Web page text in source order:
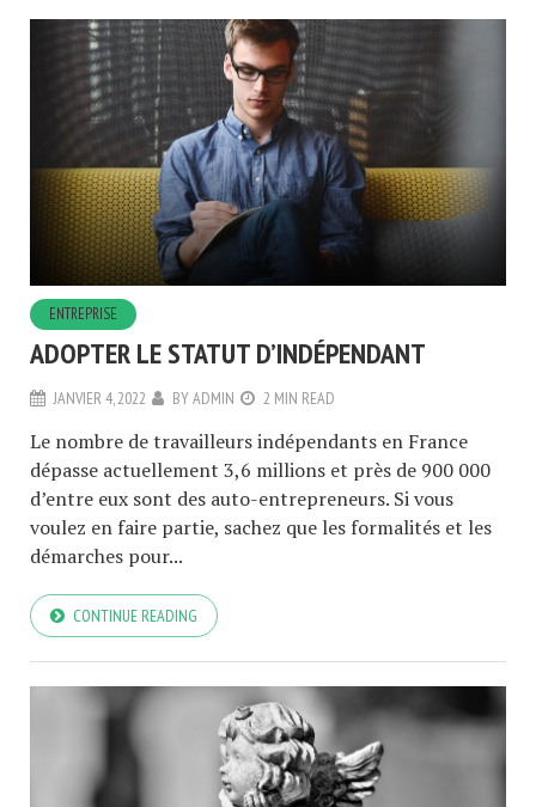
ENTREPRISE
ADOPTER LE STATUT D’INDÉPENDANT
JANVIER 4, 2022 BYADMIN 2 MIN READ
Le nombre de travailleurs indépendants en France
dépasse actuellement 3,6 millions et près de 900 000
d’entre eux sont des auto-entrepreneurs. Si vous
voulez en faire partie, sachez que les formalités et les
démarches pour...
CONTINUE READING